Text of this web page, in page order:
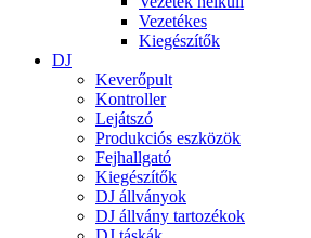
Vezetékes
Kiegészítők
DJ
Keverőpult
Kontroller
Lejátszó
Produkciós eszközök
Fejhallgató
Kiegészítők
DJ állványok
DJ állvány tartozékok